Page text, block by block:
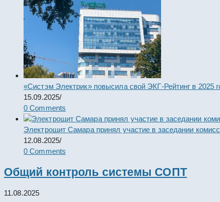
«Систэм Электрик» повысила свой ЭКГ-Рейтинг в 2025
15.09.2025/
0 Comments
Электрощит Самара принял участие в заседании
12.08.2025/
0 Comments
Общий контроль системы СОПТ
11.08.2025